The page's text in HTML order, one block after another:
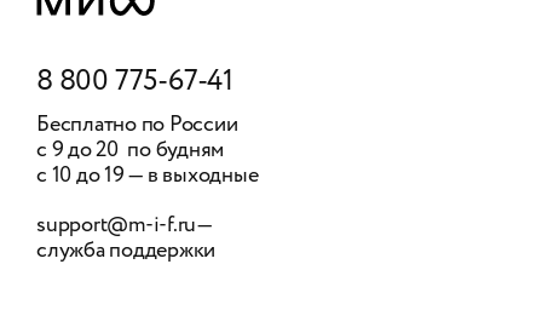
8 800 775-67-41
Бесплатно по России
с 9 до 20 по будням
с 10 до 19 — в выходные
support@m-i-f.ru—
служба поддержки